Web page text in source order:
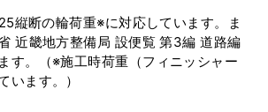
縦断の輪荷重※に対応しています。ま
近畿地方整備局 設便覧 第3編 道路編
す。（※施工時荷重（フィニッシャー
います。）